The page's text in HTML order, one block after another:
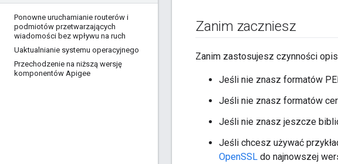
Ponowne uruchamianie routerów i
podmiotów przetwarzających
wiadomości bez wpływu na ruch
Uaktualnianie systemu operacyjnego
Przechodzenie na niższą wersję
komponentów Apigee
Zanim zaczniesz
Zanim zastosujesz czynności
Jeśli nie znasz formatów
Jeśli nie znasz formatów
Jeśli nie znasz jeszcze
Jeśli chcesz używać
OpenSSL do najnowszej